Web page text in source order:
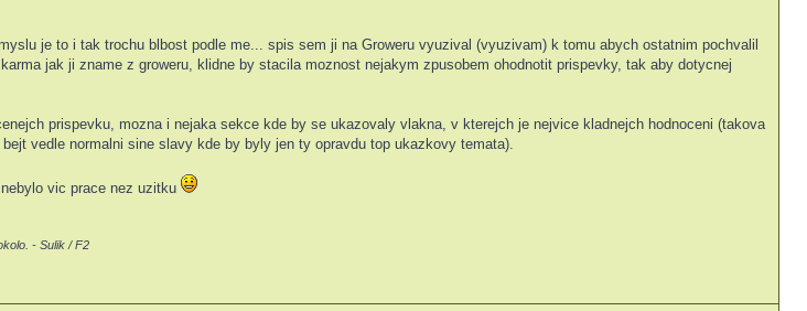
je to i tak trochu blbost podle me... spis sem ji na Groweru vyuzival (vyuzivam) k tomu abych ostatnim pochvalil
jak ji zname z groweru, klidne by stacila moznost nejakym zpusobem ohodnotit prispevky, tak aby dotycnej
prispevku, mozna i nejaka sekce kde by se ukazovaly vlakna, v kterejch je nejvice kladnejch hodnoceni (takova
vedle normalni sine slavy kde by byly jen ty opravdu top ukazkovy temata).
vic prace nez uzitku
- Sulik / F2